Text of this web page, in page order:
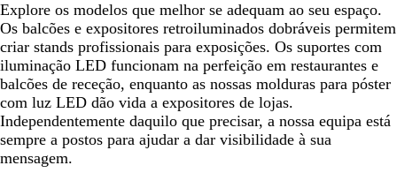
Explore os modelos que melhor se adequam ao seu espaço.
Os balcões e expositores retroiluminados dobráveis permitem
criar stands profissionais para exposições. Os suportes com
iluminação LED funcionam na perfeição em restaurantes e
balcões de receção, enquanto as nossas molduras para póster
com luz LED dão vida a expositores de lojas.
Independentemente daquilo que precisar, a nossa equipa está
sempre a postos para ajudar a dar visibilidade à sua
mensagem.